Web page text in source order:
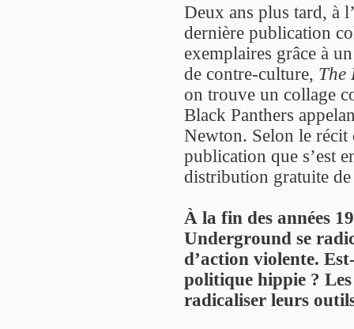
Deux ans plus tard, à
dernière publication
exemplaires grâce à
de contre-culture, The
on trouve un collage
Black Panthers
Newton. Selon le récit
publication que s’est
distribution gratuite
À la fin des années
Underground se
d’action violente.
politique hippie ?
radicaliser leurs